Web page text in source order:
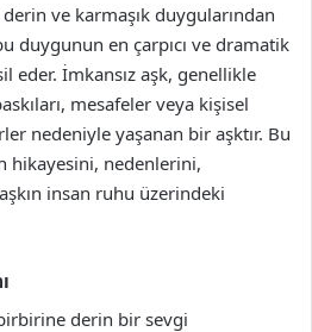
ve karmaşık duygularından
duygunun en çarpıcı ve dramatik
eder. İmkansız aşk, genellikle
mesafeler veya kişisel
nedeniyle yaşanan bir aşktır. Bu
hikayesini, nedenlerini,
insan ruhu üzerindeki
derin bir sevgi